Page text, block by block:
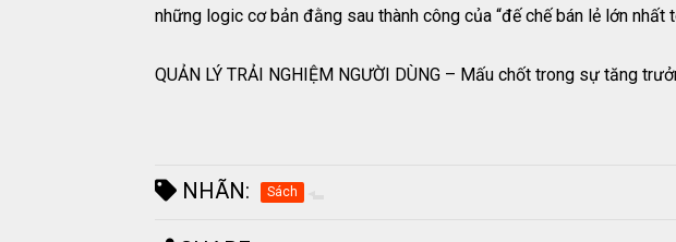
những logic cơ bản đằng sau thành công của “đế chế bán lẻ lớn nhất
QUẢN LÝ TRẢI NGHIỆM NGƯỜI DÙNG – Mấu chốt trong sự tăng
NHÃN: Sách